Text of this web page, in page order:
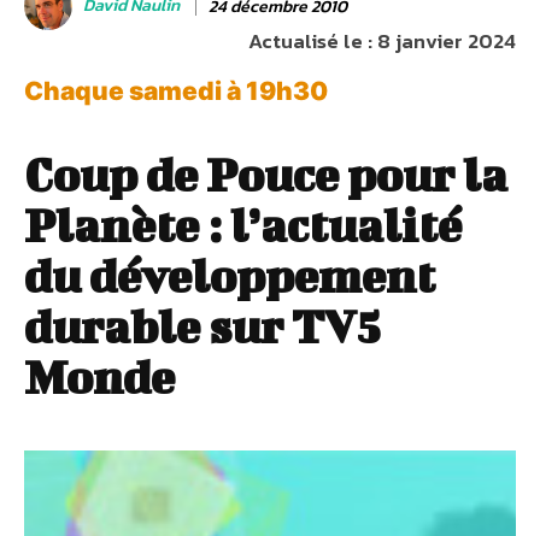
David Naulin 24 décembre 2010
Actualisé le :8 janvier 2024
Chaque samedi à 19h30
Coup de Pouce pour la
Planète : l’actualité
du développement
durable sur TV5
Monde